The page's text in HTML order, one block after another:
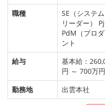
職種
SE（システ
リーダー）
PdM（プロ
ント
給与
基本給：
円 ～ 700万
勤務地
出雲本社